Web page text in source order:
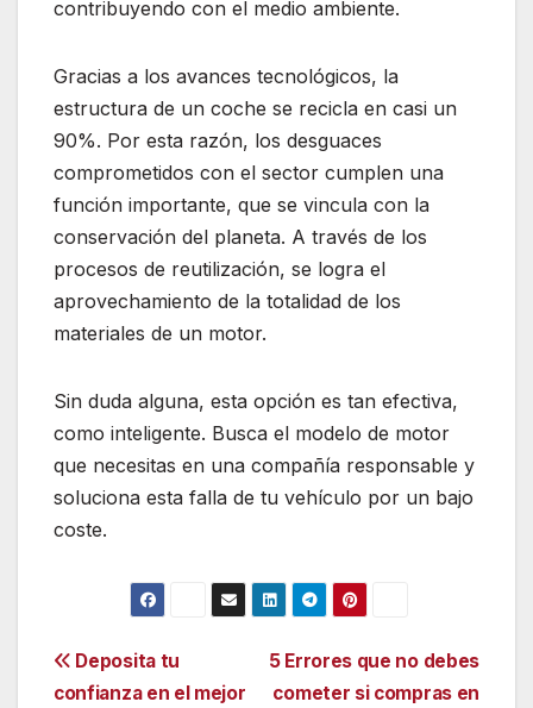
contribuyendo con el medio ambiente.
Gracias a los avances tecnológicos, la
estructura de un coche se recicla en casi un
90%. Por esta razón, los desguaces
comprometidos con el sector cumplen una
función importante, que se vincula con la
conservación del planeta. A través de los
procesos de reutilización, se logra el
aprovechamiento de la totalidad de los
materiales de un motor.
Sin duda alguna, esta opción es tan efectiva,
como inteligente. Busca el modelo de motor
que necesitas en una compañía responsable y
soluciona esta falla de tu vehículo por un bajo
coste.
Navegación
5 Errores que no debes
cometer si compras en
Deposita tu
confianza en el mejor